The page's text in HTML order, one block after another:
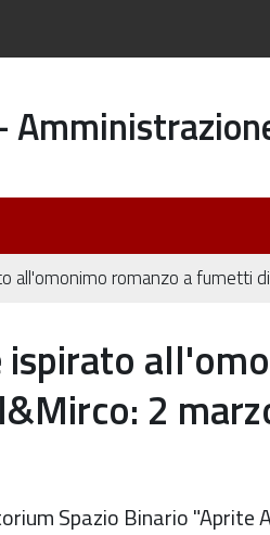
all'omonimo romanzo a fumetti
ispirato
2
Spazio Binario "Aprite